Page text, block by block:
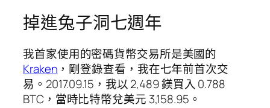
掉進兔子洞七週年
我首家使用的密碼貨幣交易所是美國的
Kraken ，剛登錄查看，我在七年前首次交
易。2017.09.15，我以 2,489 鎂買入 0.788
BTC，當時比特幣兌美元 3,158.95。